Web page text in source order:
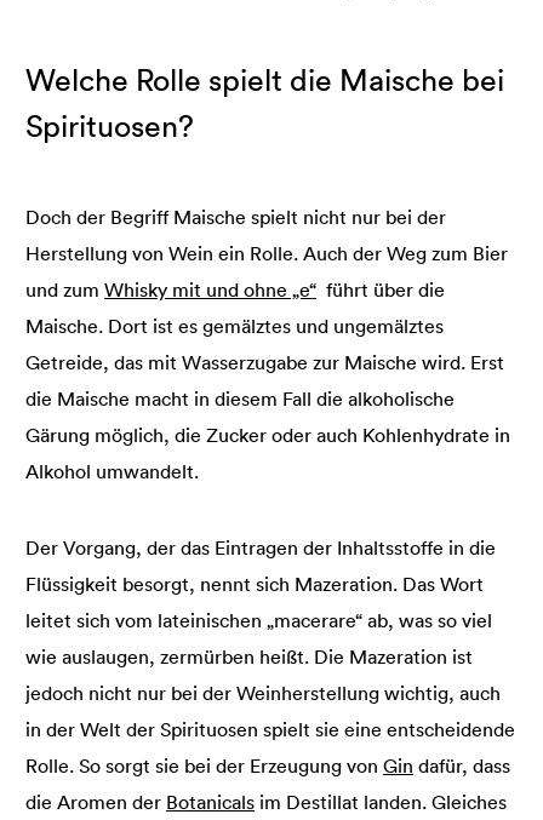
Welche Rolle spielt die Maische bei
Spirituosen?
Doch der Begriff Maische spielt nicht nur bei der
Herstellung von Wein ein Rolle. Auch der Weg zum Bier
und zum Whisky mit und ohne „e“ führt über die
Maische. Dort ist es gemälztes und ungemälztes
Getreide, das mit Wasserzugabe zur Maische wird. Erst
die Maische macht in diesem Fall die alkoholische
Gärung möglich, die Zucker oder auch Kohlenhydrate in
Alkohol umwandelt.
Der Vorgang, der das Eintragen der Inhaltsstoffe in die
Flüssigkeit besorgt, nennt sich Mazeration. Das Wort
leitet sich vom lateinischen „macerare“ ab, was so viel
wie auslaugen, zermürben heißt. Die Mazeration ist
jedoch nicht nur bei der Weinherstellung wichtig, auch
in der Welt der Spirituosen spielt sie eine entscheidende
Rolle. So sorgt sie bei der Erzeugung von Gin dafür, dass
die Aromen der Botanicals im Destillat landen. Gleiches